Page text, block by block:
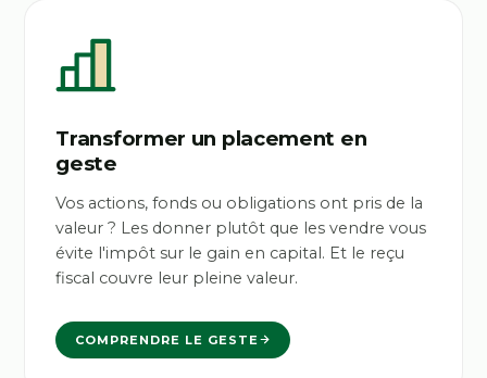
Transformer un placement en
geste
Vos actions, fonds ou obligations ont pris de la
valeur ? Les donner plutôt que les vendre vous
évite l'impôt sur le gain en capital. Et le reçu
fiscal couvre leur pleine valeur.
COMPRENDRE LE GESTE